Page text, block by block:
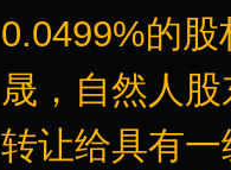
0.0499%的
晟，自然人
转让给具有